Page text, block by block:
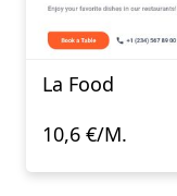
La Food
10,6 €/M.